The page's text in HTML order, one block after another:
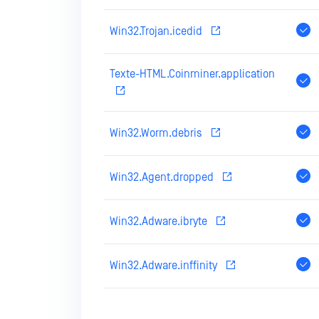
Win32.Trojan.icedid
Texte-HTML.Coinminer.application
Win32.Worm.debris
Win32.Agent.dropped
Win32.Adware.ibryte
Win32.Adware.inffinity